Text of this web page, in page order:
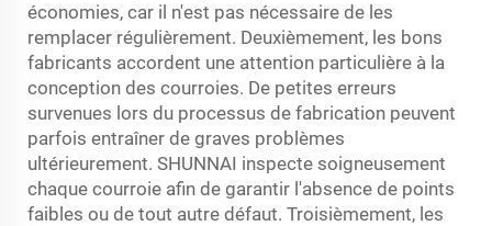
économies, car il n'est pas nécessaire de les
remplacer régulièrement. Deuxièmement, les bons
fabricants accordent une attention particulière à la
conception des courroies. De petites erreurs
survenues lors du processus de fabrication peuvent
parfois entraîner de graves problèmes
ultérieurement. SHUNNAI inspecte soigneusement
chaque courroie afin de garantir l'absence de points
faibles ou de tout autre défaut. Troisièmement, les